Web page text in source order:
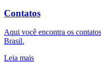
Contatos
Aqui você encontra os
Brasil.
Leia mais